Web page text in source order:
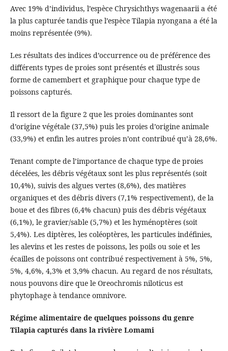
Avec 19% d’individus, l’espèce Chrysichthys wagenaarii a été
la plus capturée tandis que l’espèce Tilapia nyongana a été la
moins représentée (9%).
Les résultats des indices d’occurrence ou de préférence des
différents types de proies sont présentés et illustrés sous
forme de camembert et graphique pour chaque type de
poissons capturés.
Il ressort de la figure 2 que les proies dominantes sont
d’origine végétale (37,5%) puis les proies d’origine animale
(33,9%) et enfin les autres proies n’ont contribué qu’à 28,6%.
Tenant compte de l’importance de chaque type de proies
décelées, les débris végétaux sont les plus représentés (soit
10,4%), suivis des algues vertes (8,6%), des matières
organiques et des débris divers (7,1% respectivement), de la
boue et des fibres (6,4% chacun) puis des débris végétaux
(6,1%), le gravier/sable (5,7%) et les hyménoptères (soit
5,4%). Les diptères, les coléoptères, les particules indéfinies,
les alevins et les restes de poissons, les poils ou soie et les
écailles de poissons ont contribué respectivement à 5%, 5%,
5%, 4,6%, 4,3% et 3,9% chacun. Au regard de nos résultats,
nous pouvons dire que le Oreochromis niloticus est
phytophage à tendance omnivore.
Régime alimentaire de quelques poissons du genre
Tilapia capturés dans la rivière Lomami